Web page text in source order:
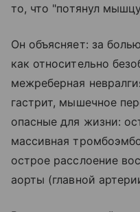
то, что "потянул
Он объясняет: за
как относительно
межреберная
гастрит, мышечное
опасные для жизни:
массивная
острое расслоение
аорты (главной